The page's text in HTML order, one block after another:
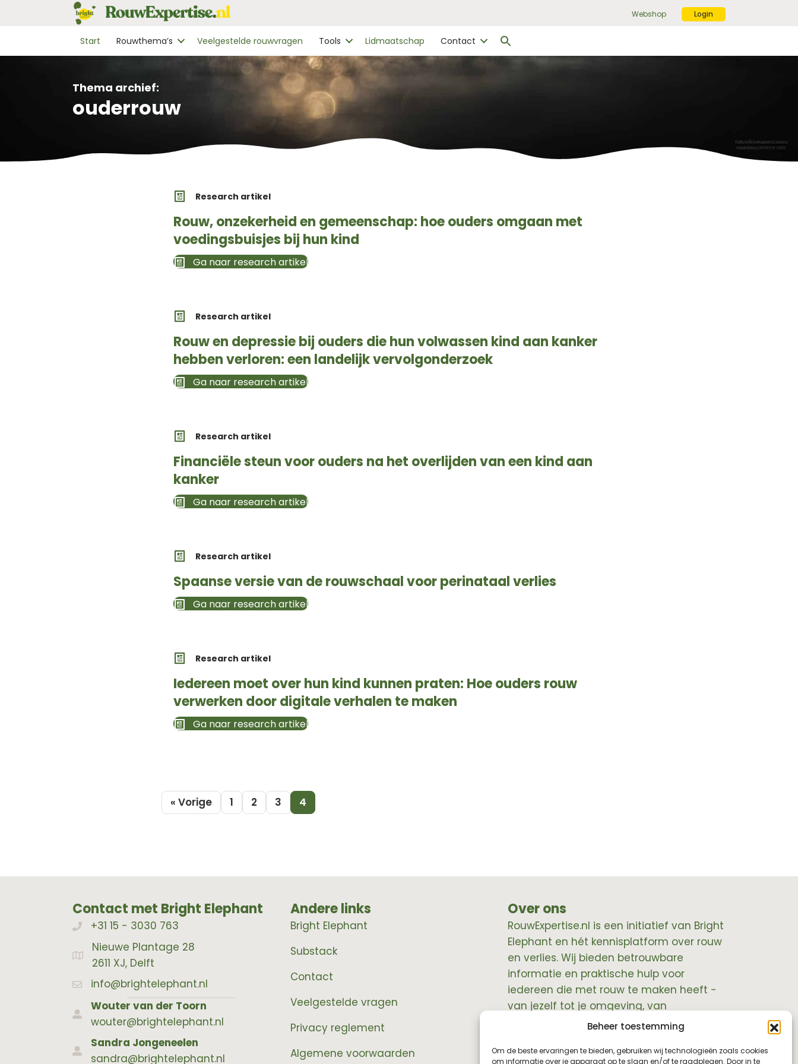
Beheer toestemming
Om de beste ervaringen te bieden, gebruiken wij technologieën zoals cookies
om informatie over je apparaat op te slaan en/of te raadplegen. Door in te
Webshop Login
Start Rouwthema’s Veelgestelde rouwvragen Tools Lidmaatschap Contact
Zoekknop
Thema archief:
ouderrouw
Research artikel
Rouw, onzekerheid en gemeenschap: hoe ouders omgaan met
voedingsbuisjes bij hun kind
Ga naar research artikel
Research artikel
Rouw en depressie bij ouders die hun volwassen kind aan kanker
hebben verloren: een landelijk vervolgonderzoek
Ga naar research artikel
Research artikel
Financiële steun voor ouders na het overlijden van een kind aan
kanker
Ga naar research artikel
Research artikel
Spaanse versie van de rouwschaal voor perinataal verlies
Ga naar research artikel
Research artikel
Iedereen moet over hun kind kunnen praten: Hoe ouders rouw
verwerken door digitale verhalen te maken
Ga naar research artikel
« Vorige 1 2 3 4
Contact met Bright Elephant
Bellen met Bright Elephant
+31 15 - 3030 763
Adres Bright Elephant
Nieuwe Plantage 28
2611 XJ, Delft
info@brightelephant.nl
Wouter van der Toorn
wouter@brightelephant.nl
Sandra Jongeneelen
sandra@brightelephant.nl
Andere links
Bright Elephant
Substack
Contact
Veelgestelde vragen
Privacy reglement
Algemene voorwaarden
Over ons
RouwExpertise.nl is een initiatief van Bright
Elephant en hét kennisplatform over rouw
en verlies. Wij bieden betrouwbare
informatie en praktische hulp voor
iedereen die met rouw te maken heeft -
van jezelf tot je omgeving, van
professionals tot leidinggevenden.